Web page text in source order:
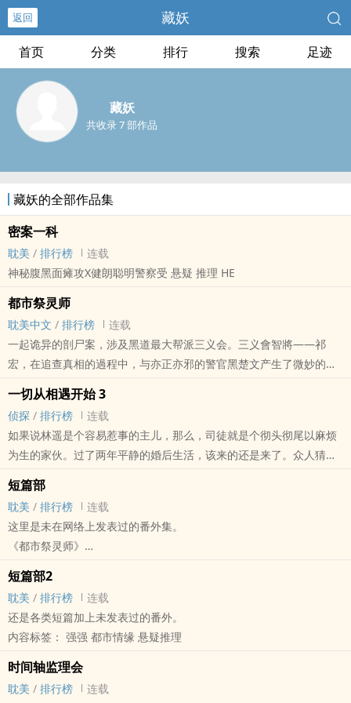
返回 藏妖
首页 分类 排行 搜索 足迹
藏妖
共收录 7 部作品
藏妖的全部作品集
密案一科
耽美 / 排行榜
连载
神秘腹黑面瘫攻X健朗聪明警察受 悬疑 推理 HE
都市祭灵师
耽美中文 / 排行榜
连载
一起诡异的剖尸案，涉及黑道最大帮派三义会。三义會智將——祁
宏，在追查真相的過程中，与亦正亦邪的警官黑楚文产生了微妙的糾
件在祁宏身邊发生，每次命悬一线的時候，黑楚文总是會出現在他的
身邊。面對利用祁宏要挟自己的敌人，黑楚文立下恶誓：你听着，我
会用自己的血染紅每一个祭灵符，在上面刻下你的四柱，你是所有祭
灵师的敌人，不管你跑到哪里不管你变成了誰，祭灵师一族都會找到
你，把你挫骨揚灰，让你万劫不复！展卷——你將看到身負恶咒的祭
灵师与黑道律师的惊险愛情故事 强攻 强受。
一切从相遇开始 3
侦探 / 排行榜
连载
如果说林遥是个容易惹事的主儿，那么，司徒就是个彻头彻尾以麻烦
为生的家伙。过了两年平静的婚后生活，该来的还是来了。众人猜
司徒：这个我真不知道。
林遥：跟我有个屁关系？
霍亮：别指望我，我还有个祖宗要对付。
要说靠谱，还得是人家叶慈。叶慈清清冷冷一句话：一根绳上的蚂
蚱，谁都别想独善其身。
本文晋江独家发表。谢绝转载、改编。谢谢合作。
本文10月19日（周六）入v，入我知道该掉收了。没办法看别一下。
有空回来串门。挥泪~）
短篇部
耽美 / 排行榜
连载
这里是未在网络上发表过的番外集。
《都市祭灵师》
《一切先从相遇开始Ⅲ》
外加这些年来写过的小短篇。
内容标签： 强强 灵异神怪 情有独钟 欢喜冤家
短篇部2
耽美 / 排行榜
连载
还是各类短篇加上未发表过的番外。
内容标签： 强强 都市情缘 悬疑推理
时间轴监理会
耽美 / 排行榜
连载